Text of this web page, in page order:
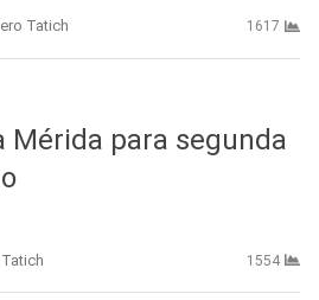
Tatich 1617
Mérida para segunda
1554